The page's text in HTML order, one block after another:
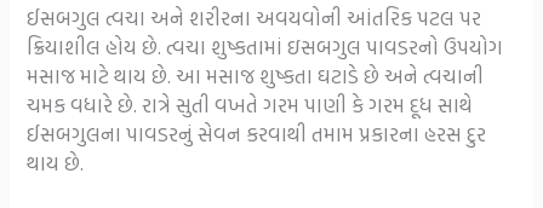
ઈસબગુલ ત્વચા અને શરીરના અવયવોની આંતરિક પટલ પર
ક્રિયાશીલ હોય છે. ત્વચા શુષ્કતામાં ઇસબગુલ પાવડરનો ઉપયોગ
મસાજ માટે થાય છે. આ મસાજ શુષ્કતા ઘટાડે છે અને ત્વચાની
ચમક વધારે છે. રાત્રે સુતી વખતે ગરમ પાણી કે ગરમ દૂધ સાથે
ઈસબગુલના પાવડરનું સેવન કરવાથી તમામ પ્રકારના હરસ દુર
થાય છે.